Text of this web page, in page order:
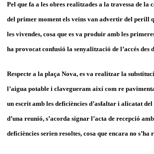
Pel que fa a les obres realitzades a la travessa de la
del primer moment els veïns van advertir del perill
les vivendes, cosa que es va produir amb les
ha provocat confusió la senyalització de l’accés des
Respecte a la plaça Nova, es va realitzar la
l’aigua potable i clavegueram així com re
un escrit amb les deficiències d’asfaltar i alicatat
d’una reunió, s’acorda signar l’acta de recepció
deficiències serien resoltes, cosa que encara no s’ha